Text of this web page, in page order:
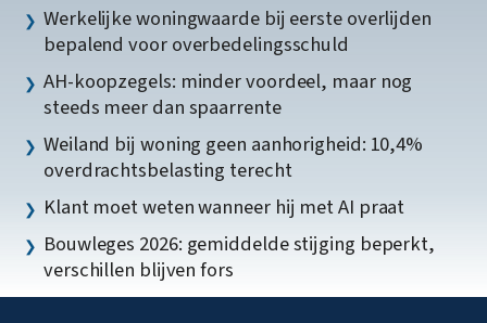
Werkelijke woningwaarde bij eerste overlijden
bepalend voor overbedelingsschuld
AH-koopzegels: minder voordeel, maar nog
steeds meer dan spaarrente
Weiland bij woning geen aanhorigheid: 10,4%
overdrachtsbelasting terecht
Klant moet weten wanneer hij met AI praat
Bouwleges 2026: gemiddelde stijging beperkt,
verschillen blijven fors